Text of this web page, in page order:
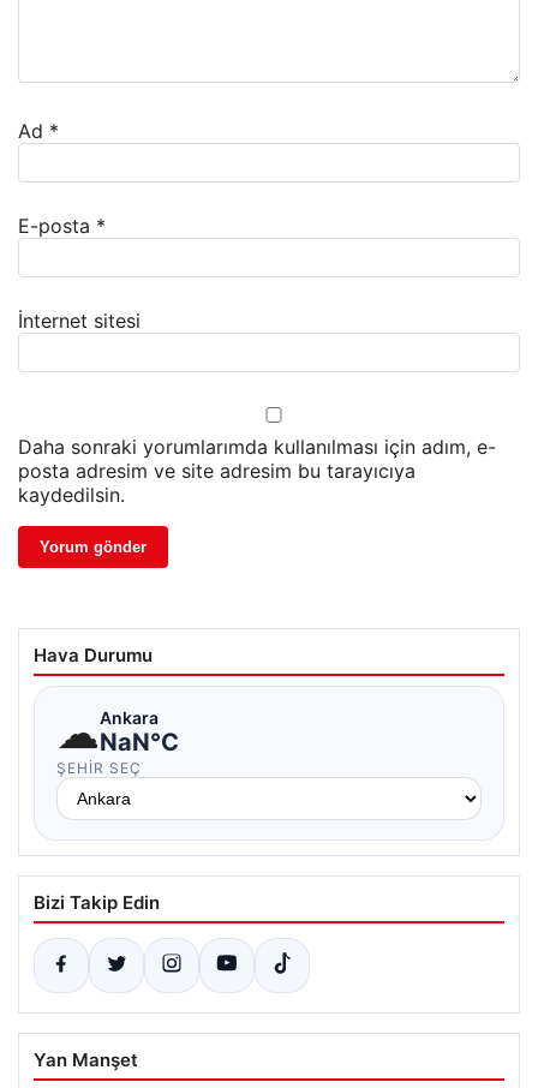
Ad *
E-posta *
İnternet sitesi
Daha sonraki yorumlarımda kullanılması için adım, e-
posta adresim ve site adresim bu tarayıcıya
kaydedilsin.
Hava Durumu
☁Ankara
NaN°C
ŞEHIR SEÇ
Bizi Takip Edin
Yan Manşet